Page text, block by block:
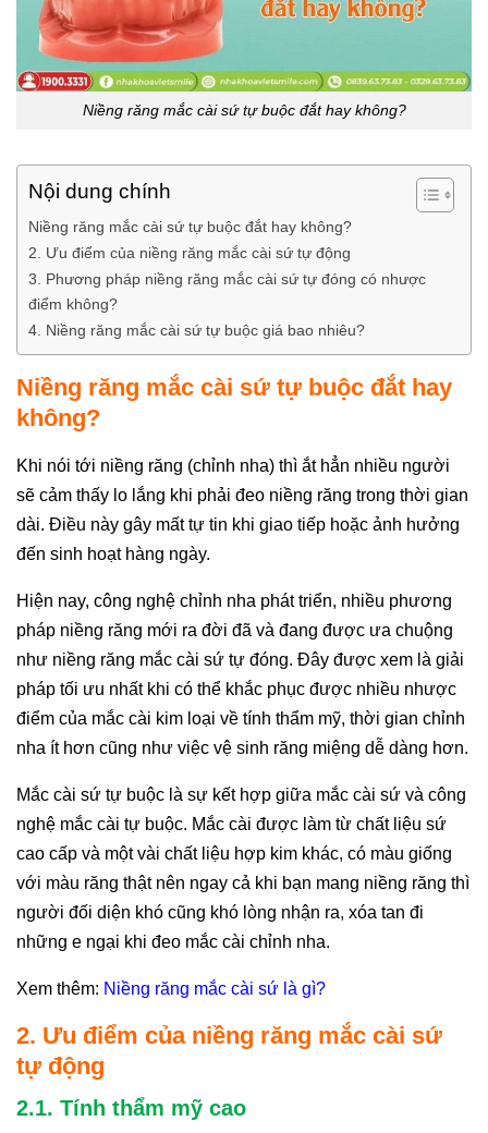
Niềng răng mắc cài sứ tự buộc đắt hay không?
Nội dung chính
Niềng răng mắc cài sứ tự buộc đắt hay không?
2. Ưu điểm của niềng răng mắc cài sứ tự động
3. Phương pháp niềng răng mắc cài sứ tự đóng có nhược
điểm không?
4. Niềng răng mắc cài sứ tự buộc giá bao nhiêu?
Niềng răng mắc cài sứ tự buộc đắt hay
không?
Khi nói tới niềng răng (chỉnh nha) thì ắt hẳn nhiều người
sẽ cảm thấy lo lắng khi phải đeo niềng răng trong thời gian
dài. Điều này gây mất tự tin khi giao tiếp hoặc ảnh hưởng
đến sinh hoạt hàng ngày.
Hiện nay, công nghệ chỉnh nha phát triển, nhiều phương
pháp niềng răng mới ra đời đã và đang được ưa chuộng
như niềng răng mắc cài sứ tự đóng. Đây được xem là giải
pháp tối ưu nhất khi có thể khắc phục được nhiều nhược
điểm của mắc cài kim loại về tính thẩm mỹ, thời gian chỉnh
nha ít hơn cũng như việc vệ sinh răng miệng dễ dàng hơn.
Mắc cài sứ tự buộc là sự kết hợp giữa mắc cài sứ và công
nghệ mắc cài tự buộc. Mắc cài được làm từ chất liệu sứ
cao cấp và một vài chất liệu hợp kim khác, có màu giống
với màu răng thật nên ngay cả khi bạn mang niềng răng thì
người đối diện khó cũng khó lòng nhận ra, xóa tan đi
những e ngại khi đeo mắc cài chỉnh nha.
Xem thêm: Niềng răng mắc cài sứ là gì?
2. Ưu điểm của niềng răng mắc cài sứ
tự động
2.1. Tính thẩm mỹ cao